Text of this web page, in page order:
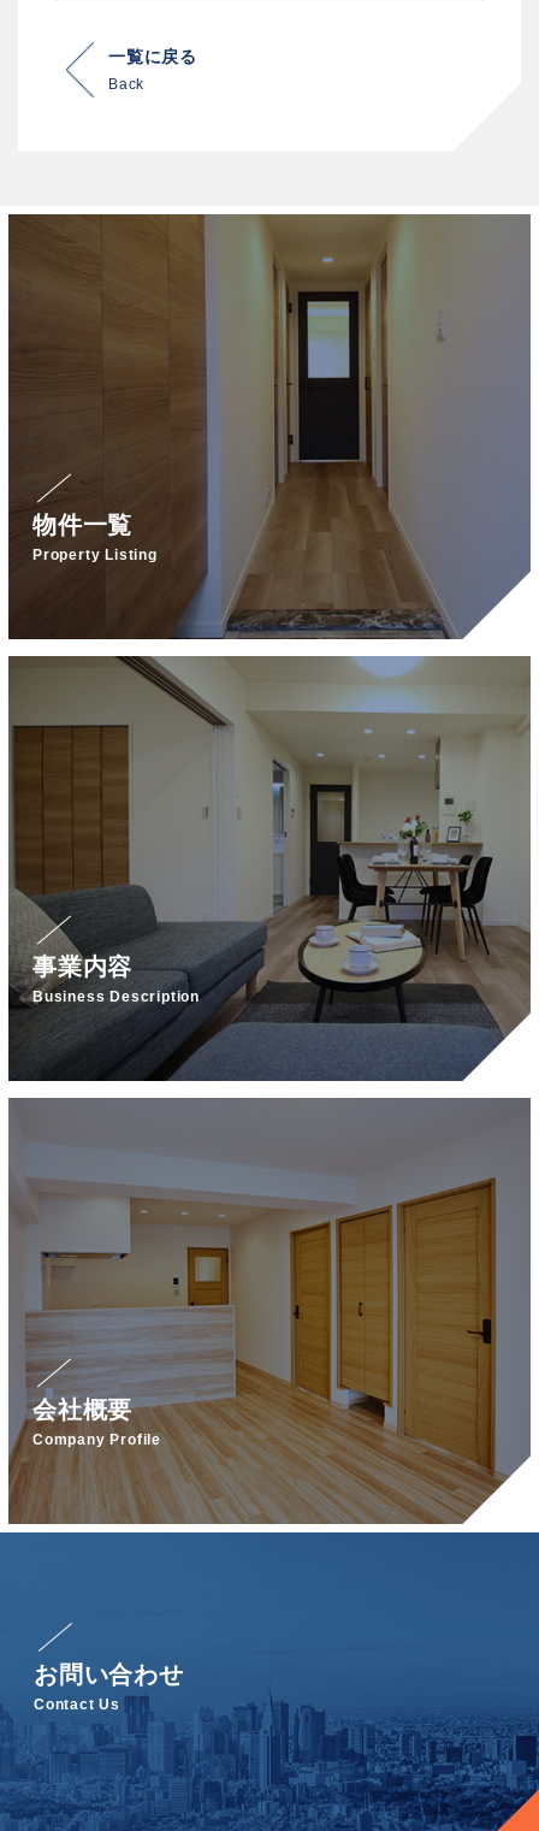
一覧に戻る
Back
物件一覧
Property Listing
事業内容
Business Description
会社概要
Company Profile
お問い合わせ
Contact Us